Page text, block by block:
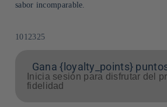
sabor incomparable.
SKU:
1012325
Gana {loyalty_points}
Inicia sesión para disfrutar del
fidelidad